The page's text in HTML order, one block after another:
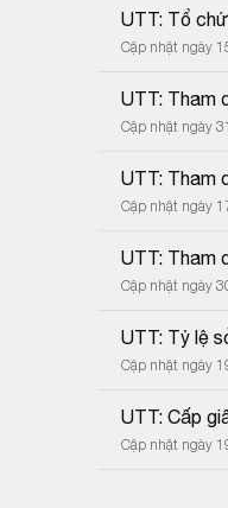
UTT: Tổ
Cập nhật ngày
UTT: Tham
Cập nhật ngày
UTT: Tham
Cập nhật ngày
UTT: Tham
Cập nhật ngày
UTT: Tỷ lệ
Cập nhật ngày
UTT: Cấp
Cập nhật ngày